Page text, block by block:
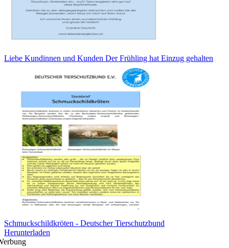
Liebe Kundinnen und Kunden Der Frühling hat Einzug gehalten
Schmuckschildkröten - Deutscher Tierschutzbund
Herunterladen